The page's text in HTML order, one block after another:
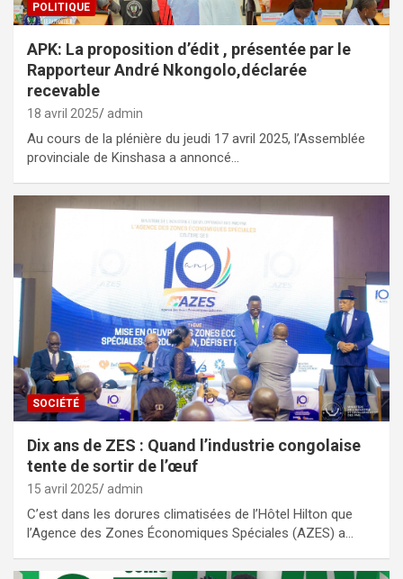
POLITIQUE
APK: La proposition d’édit , présentée par le
Rapporteur André Nkongolo,déclarée
recevable
18 avril 2025 admin
Au cours de la plénière du jeudi 17 avril 2025, l’Assemblée
provinciale de Kinshasa a annoncé…
SOCIÉTÉ
Dix ans de ZES : Quand l’industrie congolaise
tente de sortir de l’œuf
15 avril 2025 admin
C’est dans les dorures climatisées de l’Hôtel Hilton que
l’Agence des Zones Économiques Spéciales (AZES) a…